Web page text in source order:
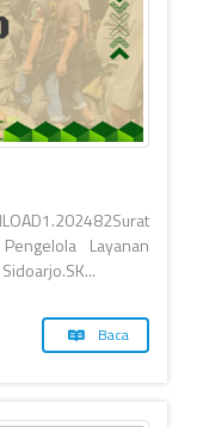
Layanan
Baca